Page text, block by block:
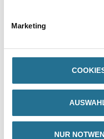
Marketing
NUR
Produkteigenschaft
- Schnelle Rücktrocknung
- Reduzierte
- Langlebig und kreidungsstabil
- Dreifach Verkieselung zur
- Frühe Regenfestigkeit